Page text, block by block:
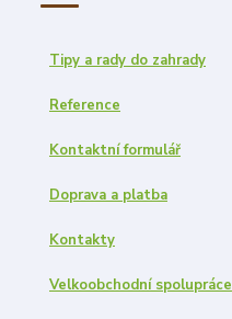
Tipy a rady do zahrady
Reference
Kontaktní formulář
Doprava a platba
Kontakty
Velkoobchodní spolupráce